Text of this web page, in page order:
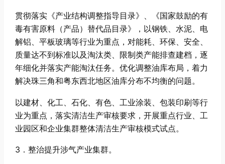
贯彻落实《产业结构调整指导目录》、《国家鼓励的有
毒有害原料（产品）替代品目录》，以钢铁、水泥、电
解铝、平板玻璃等行业为重点，对能耗、环保、安全、
质量达不到标准以及淘汰类、限制类产能排查建档，逐
年细化并落实产能淘汰任务。优化调整油库布局，着力
解决珠三角和粤东西北地区油库分布不均衡的问题。
以建材、化工、石化、有色、工业涂装、包装印刷等行
业为重点，落实清洁生产审核要求，开展重点行业、工
业园区和企业集群整体清洁生产审核模式试点。
3．整治提升涉气产业集群。